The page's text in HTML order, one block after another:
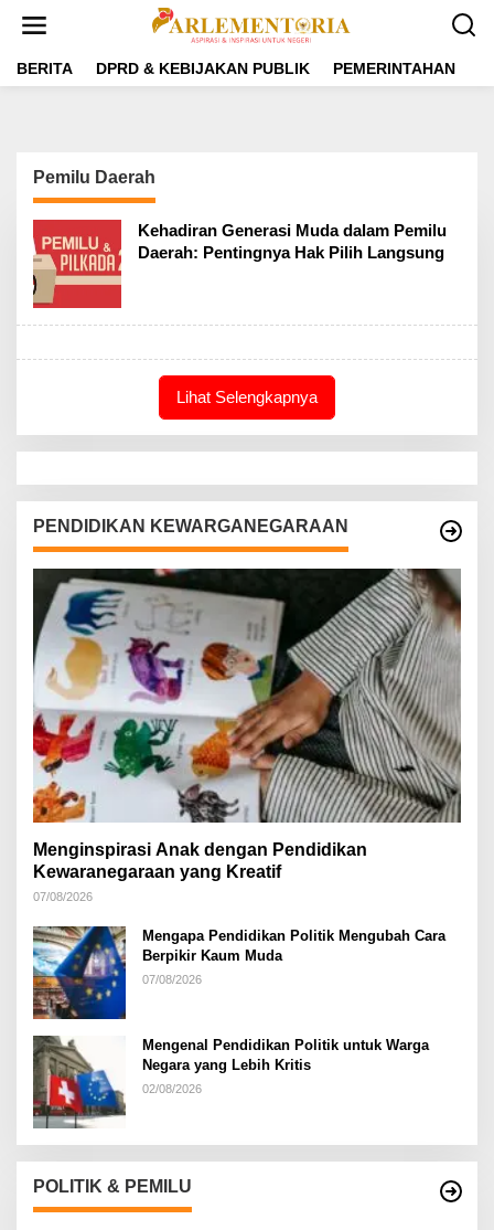
t
BERITA DPRD & KEBIJAKAN PUBLIK PEMERINTAHAN
Pemilu Daerah
Kehadiran Generasi Muda dalam Pemilu
Daerah: Pentingnya Hak Pilih Langsung
Lihat Selengkapnya
PENDIDIKAN KEWARGANEGARAAN
Menginspirasi Anak dengan Pendidikan
Kewaranegaraan yang Kreatif
07/08/2026
Mengapa Pendidikan Politik Mengubah Cara
Berpikir Kaum Muda
07/08/2026
Mengenal Pendidikan Politik untuk Warga
Negara yang Lebih Kritis
02/08/2026
POLITIK & PEMILU